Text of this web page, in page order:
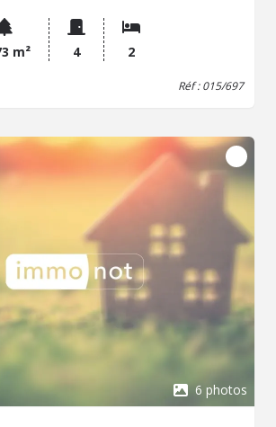
énergie : E - Classe climat : B -
dépenses annuelles d'énergie pour
: 970 à 1340 € (base 2023) - Prix Hon.
940 € dont 6,60% Hon. Négo TTC charge
m² 4 2
Réf : 015/697
6 photos